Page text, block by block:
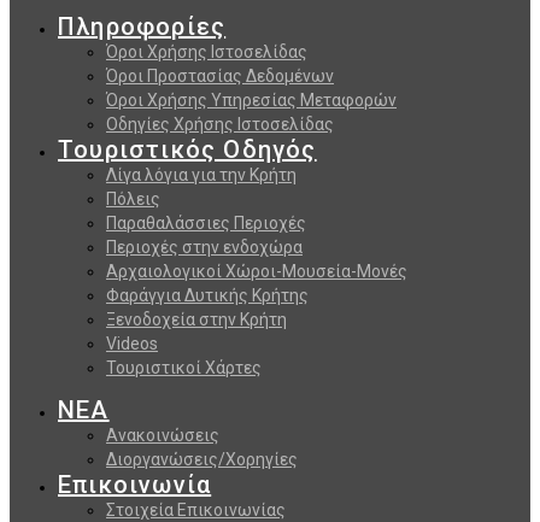
Πληροφορίες
Όροι Χρήσης Ιστοσελίδας
Όροι Προστασίας Δεδομένων
Όροι Χρήσης Υπηρεσίας Μεταφορών
Οδηγίες Χρήσης Ιστοσελίδας
Τουριστικός Οδηγός
Λίγα λόγια για την Κρήτη
Πόλεις
Παραθαλάσσιες Περιοχές
Περιοχές στην ενδοχώρα
Αρχαιολογικοί Χώροι-Μουσεία-Μονές
Φαράγγια Δυτικής Κρήτης
Ξενοδοχεία στην Κρήτη
Videos
Τουριστικοί Χάρτες
ΝΕΑ
Ανακοινώσεις
Διοργανώσεις/Χορηγίες
Επικοινωνία
Στοιχεία Επικοινωνίας